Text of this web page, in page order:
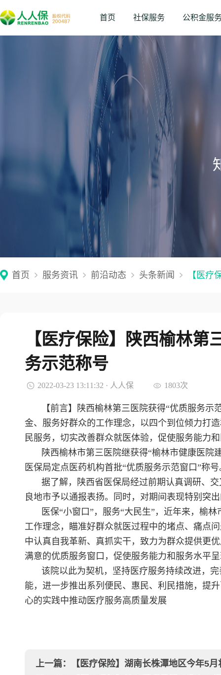
首页 社保服务 公积金服
首页 服务资讯 前沿动态 头条新闻 【医疗
【医疗保险】陕西榆林
务示范称号
2022-03-23 13:11:32 · 人人保 1803次
【前言】陕西榆林第三医院获得“优质服务
金、服务好群众的工作理念，以四个到位倾力打
民服务，切实改善群众就医体验，促使服务能力
陕西榆林市第三医院继获得“榆林市健康医院
医保局定点医药机构首批“优质服务示范窗口”称号
据了解，陕西省医保局经过前期认真调研、
良地市予以通报表扬。同时，对期间表现特别突
医保“小窗口”，服务“大民生”，近年来，榆
工作理念，瞄准好群众就医过程中的堵点、痛点
中认真自我革新、真抓实干，致力为群众提供更
满意的优质服务窗口，促使服务能力和服务水平
该院以此为契机，坚持医疗服务持续改进，
能，进一步推出系列便民、惠民、利民措施，提
心的实践中推动医疗服务高质量发展
上一篇：
【医疗保险】湖南长株潭地区今年5